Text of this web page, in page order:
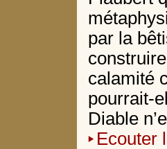
par la
calamité
pourrait-
Diable
Ecouter